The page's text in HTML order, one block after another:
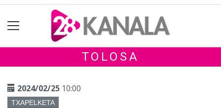
TOLOSA
2024/02/25 10:00
TXAPELKETA